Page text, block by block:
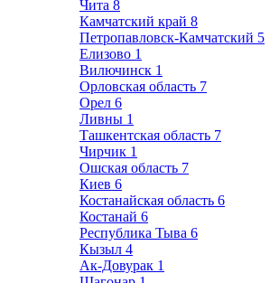
Чита 8
Камчатский край 8
Петропавловск-Камчатский 5
Елизово 1
Вилючинск 1
Орловская область 7
Орел 6
Ливны 1
Ташкентская область 7
Чирчик 1
Ошская область 7
Киев 6
Костанайская область 6
Костанай 6
Республика Тыва 6
Кызыл 4
Ак-Довурак 1